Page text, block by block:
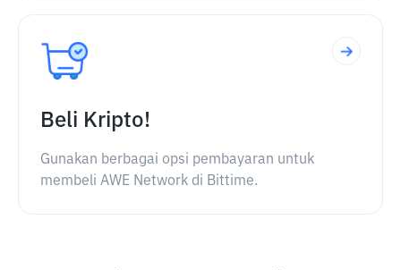
Beli Kripto!
Gunakan berbagai opsi pembayaran untuk
membeli AWE Network di Bittime.